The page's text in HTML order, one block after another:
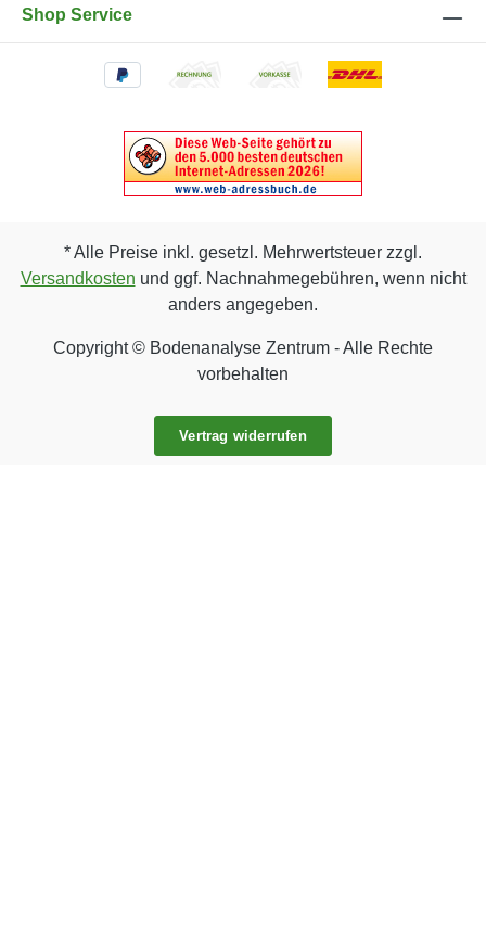
Shop Service
* Alle Preise inkl. gesetzl. Mehrwertsteuer zzgl.
Versandkosten und ggf. Nachnahmegebühren, wenn nicht
anders angegeben.
Copyright © Bodenanalyse Zentrum - Alle Rechte
vorbehalten
Vertrag widerrufen